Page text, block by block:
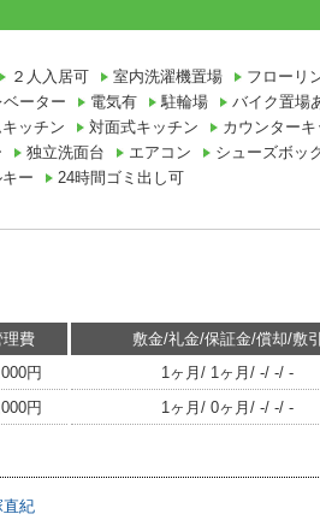
２人入居可 室内洗濯機置場 フローリ
ベーター 電気有 駐輪場 バイク置場
ッチン 対面式キッチン カウンターキ
独立洗面台 エアコン シューズボッ
ー 24時間ゴミ出し可
理費 敷金/礼金/保証金/償却/敷引
円 1ヶ月/ 1ヶ月/ -/ -/ -
円 1ヶ月/ 0ヶ月/ -/ -/ -
直紀